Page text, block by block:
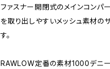
ファスナー開閉式のメインコンパ
を取り出しやすいメッシュ素材の
す。
RAWLOW定番の素材1000デニー